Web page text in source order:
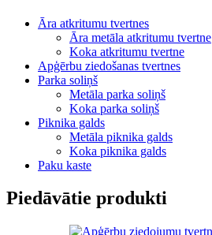
Āra atkritumu tvertnes
Āra metāla atkritumu tvertne
Koka atkritumu tvertne
Apģērbu ziedošanas tvertnes
Parka soliņš
Metāla parka soliņš
Koka parka soliņš
Piknika galds
Metāla piknika galds
Koka piknika galds
Paku kaste
Piedāvātie produkti